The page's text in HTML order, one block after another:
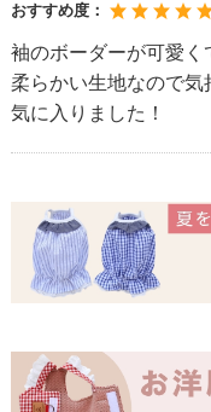
おすすめ度：
袖のボーダーが可愛く
柔らかい生地なので気
気に入りました！